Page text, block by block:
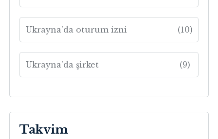
Ukrayna'da oturum izni (10)
Ukrayna'da şirket (9)
Takvim